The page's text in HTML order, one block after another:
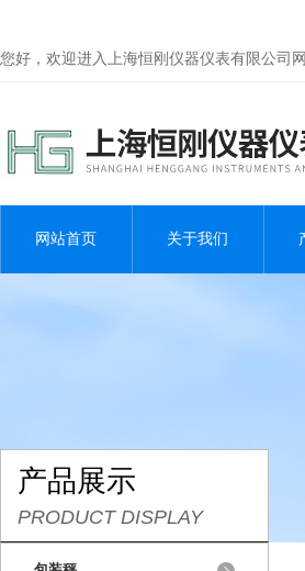
您好，欢迎进入上海恒刚仪器仪表有限公司网
网站首页 关于我们
产品展示
PRODUCT DISPLAY